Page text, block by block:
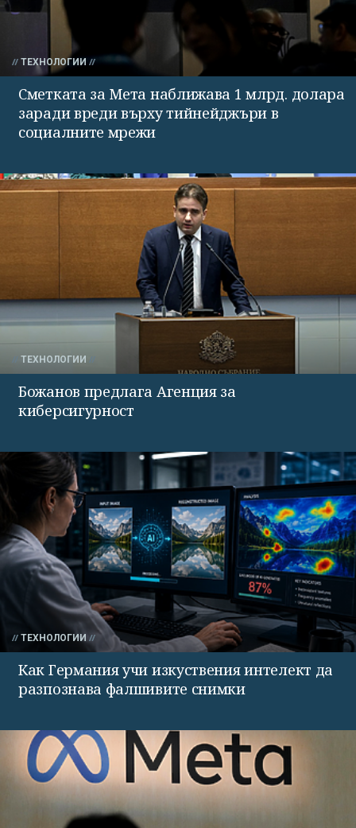
ТЕХНОЛОГИИ
Сметката за Мета наближава 1 млрд. долара
заради вреди върху тийнейджъри в
социалните мрежи
ТЕХНОЛОГИИ
Божанов предлага Агенция за
киберсигурност
ТЕХНОЛОГИИ
Как Германия учи изкуствения интелект да
разпознава фалшивите снимки